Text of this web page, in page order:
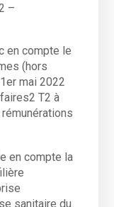
–
en compte le
(hors
mai 2022
T2 à
en compte la
sanitaire du